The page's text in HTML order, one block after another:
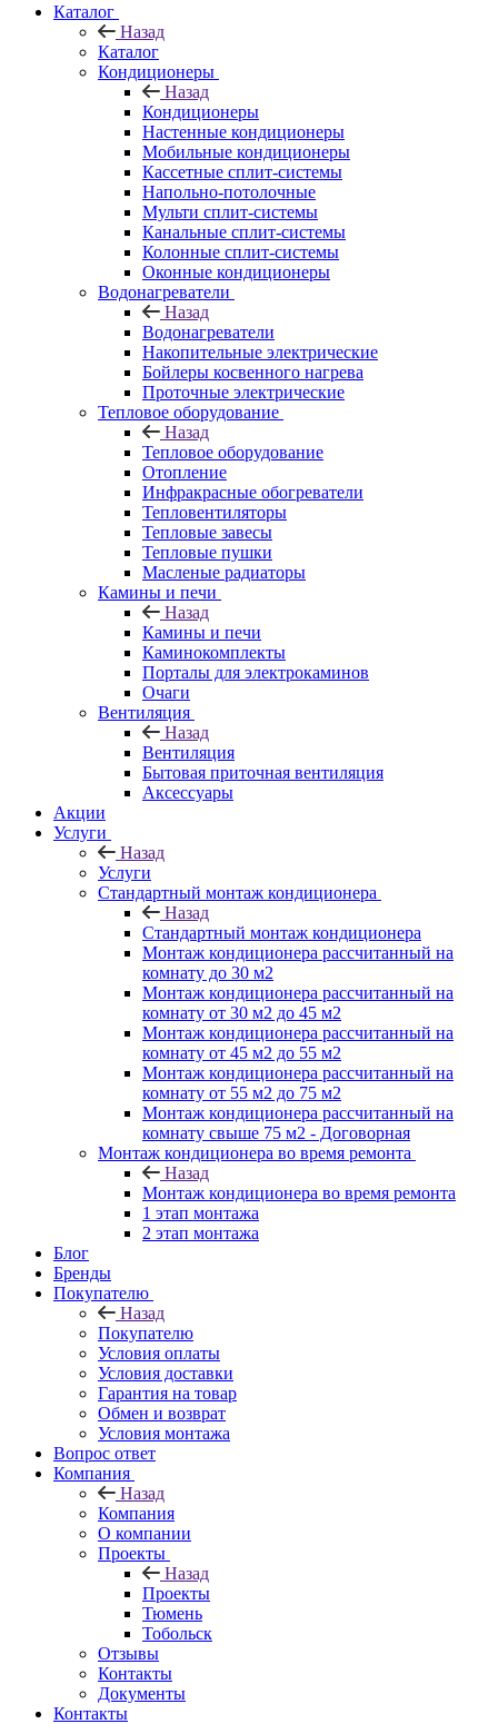
Каталог
Назад
Каталог
Кондиционеры
Назад
Кондиционеры
Настенные кондиционеры
Мобильные кондиционеры
Кассетные сплит-системы
Напольно-потолочные
Мульти сплит-системы
Канальные сплит-системы
Колонные сплит-системы
Оконные кондиционеры
Водонагреватели
Назад
Водонагреватели
Накопительные электрические
Бойлеры косвенного нагрева
Проточные электрические
Тепловое оборудование
Назад
Тепловое оборудование
Отопление
Инфракрасные обогреватели
Тепловентиляторы
Тепловые завесы
Тепловые пушки
Масленые радиаторы
Камины и печи
Назад
Камины и печи
Каминокомплекты
Порталы для электрокаминов
Очаги
Вентиляция
Назад
Вентиляция
Бытовая приточная вентиляция
Аксессуары
Акции
Услуги
Назад
Услуги
Стандартный монтаж кондиционера
Назад
Стандартный монтаж кондиционера
Монтаж кондиционера рассчитанный на
комнату до 30 м2
Монтаж кондиционера рассчитанный на
комнату от 30 м2 до 45 м2
Монтаж кондиционера рассчитанный на
комнату от 45 м2 до 55 м2
Монтаж кондиционера рассчитанный на
комнату от 55 м2 до 75 м2
Монтаж кондиционера рассчитанный на
комнату свыше 75 м2 - Договорная
Монтаж кондиционера во время ремонта
Назад
Монтаж кондиционера во время ремонта
1 этап монтажа
2 этап монтажа
Блог
Бренды
Покупателю
Назад
Покупателю
Условия оплаты
Условия доставки
Гарантия на товар
Обмен и возврат
Условия монтажа
Вопрос ответ
Компания
Назад
Компания
О компании
Проекты
Назад
Проекты
Тюмень
Тобольск
Отзывы
Контакты
Документы
Контакты